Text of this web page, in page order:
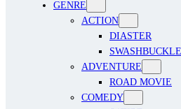
GENRE
ACTION
DIASTER
ADVENTURE
ROAD MOVIE
COMEDY